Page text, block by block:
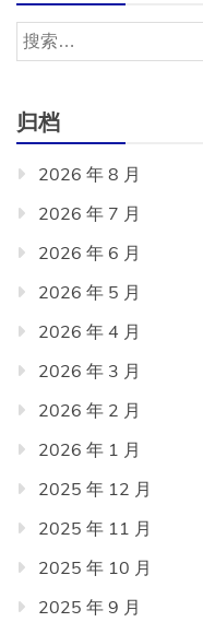
搜
索：
归档
2026 年 8 月
2026 年 7 月
2026 年 6 月
2026 年 5 月
2026 年 4 月
2026 年 3 月
2026 年 2 月
2026 年 1 月
2025 年 12 月
2025 年 11 月
2025 年 10 月
2025 年 9 月